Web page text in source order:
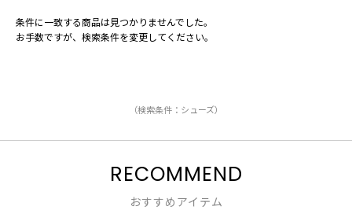
条件に一致する商品は見つかりませんでした。
お手数ですが、検索条件を変更してください。
（検索条件：シューズ）
RECOMMEND
おすすめアイテム